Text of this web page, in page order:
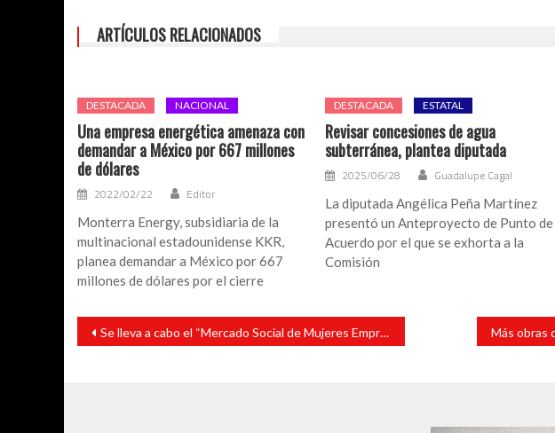
ARTÍCULOS RELACIONADOS
DESTACADA NACIONAL
Una empresa energética amenaza con
demandar a México por 667 millones
de dólares
2022/02/22 Editor
Monterra Energy, subsidiaria de la
multinacional estadounidense KKR,
planea demandar a México por 667
millones de dólares por el cierre
DESTACADA ESTATAL
Revisar concesiones de agua
subterránea, plantea diputada
2025/06/28 Guadalupe Cagal
La diputada Angélica Peña Martínez
presentó un Anteproyecto de Punto de
Acuerdo por el que se exhorta a la
Comisión
Navegación
entradas
Se lleva a cabo el “Mercado Social de Mujeres Emprendedoras” en el municipio de Santiago Tuxtla